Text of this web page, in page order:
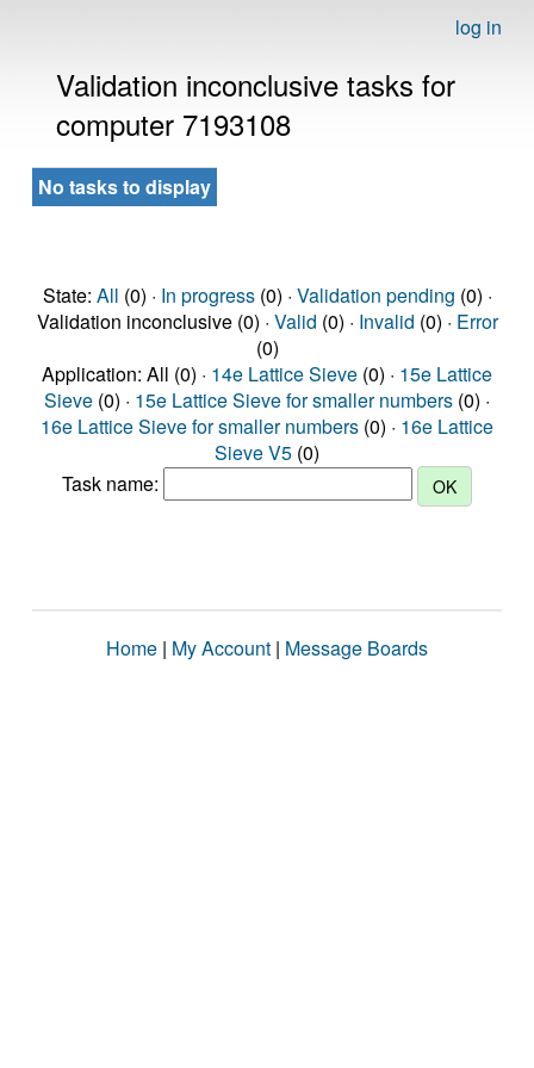
log in
Validation inconclusive tasks for
computer 7193108
No tasks to display
State: All (0) · In progress(0) · Validation pending (0) ·
Validation inconclusive (0) · Valid (0) · Invalid (0) · Error
(0)
Application: All (0) · 14e Lattice Sieve (0) · 15e Lattice
Sieve (0) · 15e Lattice Sieve for smaller numbers (0) ·
16e Lattice Sieve for smaller numbers (0) · 16e Lattice
Sieve V5 (0)
Task name:
Home | My Account | Message Boards